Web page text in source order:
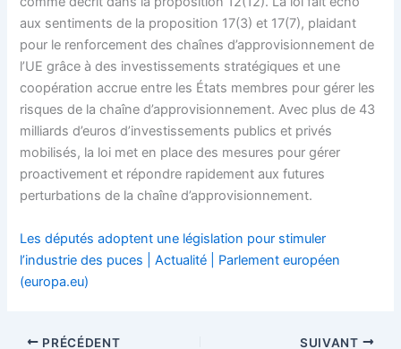
aux sentiments de la proposition 17(3) et 17(7), plaidant
pour le renforcement des chaînes d’approvisionnement de
l’UE grâce à des investissements stratégiques et une
coopération accrue entre les États membres pour gérer les
risques de la chaîne d’approvisionnement. Avec plus de 43
milliards d’euros d’investissements publics et privés
mobilisés, la loi met en place des mesures pour gérer
proactivement et répondre rapidement aux futures
perturbations de la chaîne d’approvisionnement.
Les députés adoptent une législation pour stimuler
l’industrie des puces | Actualité | Parlement européen
(europa.eu)
PRÉCÉDENT SUIVANT